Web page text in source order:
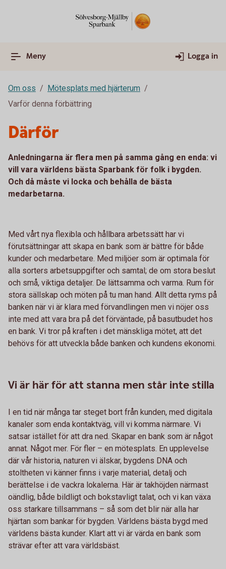
Meny Logga in
Om oss
Mötesplats med hjärterum
Varför denna förbättring
Därför
Anledningarna är flera men på samma gång en enda: vi
vill vara världens bästa Sparbank för folk i bygden.
Och då måste vi locka och behålla de bästa
medarbetarna.
Med vårt nya flexibla och hållbara arbetssätt har vi
förutsättningar att skapa en bank som är bättre för både
kunder och medarbetare. Med miljöer som är optimala för
alla sorters arbetsuppgifter och samtal; de om stora beslut
och små, viktiga detaljer. De lättsamma och varma. Rum för
stora sällskap och möten på tu man hand. Allt detta ryms på
banken när vi är klara med förvandlingen men vi nöjer oss
inte med att vara bra på det förväntade, på basutbudet hos
en bank. Vi tror på kraften i det mänskliga mötet, att det
behövs för att utveckla både banken och kundens ekonomi.
Vi är här för att stanna men står inte stilla
I en tid när många tar steget bort från kunden, med digitala
kanaler som enda kontaktväg, vill vi komma närmare. Vi
satsar istället för att dra ned. Skapar en bank som är något
annat. Något mer. För fler – en mötesplats. En upplevelse
där vår historia, naturen vi älskar, bygdens DNA och
stoltheten vi känner finns i varje material, detalj och
berättelse i de vackra lokalerna. Här är takhöjden närmast
oändlig, både bildligt och bokstavligt talat, och vi kan växa
oss starkare tillsammans – så som det blir när alla har
hjärtan som bankar för bygden. Världens bästa bygd med
världens bästa kunder. Klart att vi är värda en bank som
strävar efter att vara världsbäst.